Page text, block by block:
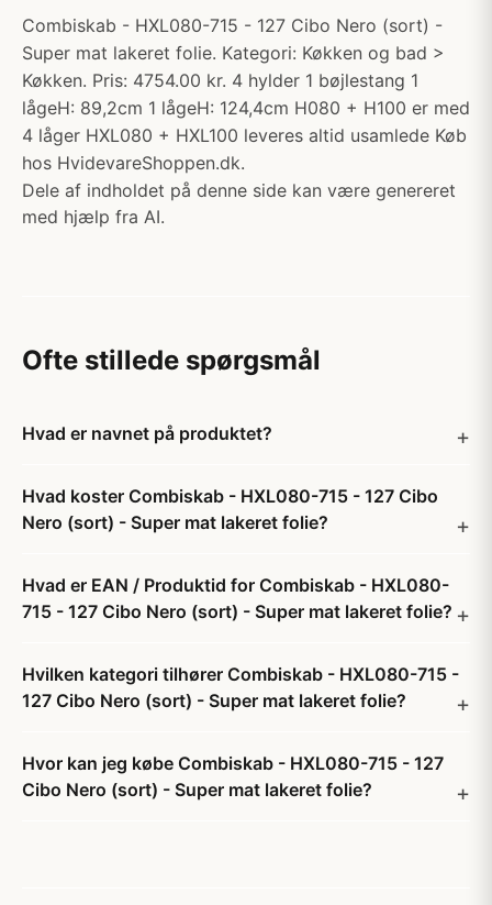
Combiskab - HXL080-715 - 127 Cibo Nero (sort) -
Super mat lakeret folie. Kategori: Køkken og bad >
Køkken. Pris: 4754.00 kr. 4 hylder 1 bøjlestang 1
lågeH: 89,2cm 1 lågeH: 124,4cm H080 + H100 er med
4 låger HXL080 + HXL100 leveres altid usamlede Køb
hos HvidevareShoppen.dk.
Dele af indholdet på denne side kan være genereret
med hjælp fra AI.
Ofte stillede spørgsmål
Hvad er navnet på produktet?
Hvad koster Combiskab - HXL080-715 - 127 Cibo
Nero (sort) - Super mat lakeret folie?
Hvad er EAN / Produktid for Combiskab - HXL080-
715 - 127 Cibo Nero (sort) - Super mat lakeret folie?
Hvilken kategori tilhører Combiskab - HXL080-715 -
127 Cibo Nero (sort) - Super mat lakeret folie?
Hvor kan jeg købe Combiskab - HXL080-715 - 127
Cibo Nero (sort) - Super mat lakeret folie?